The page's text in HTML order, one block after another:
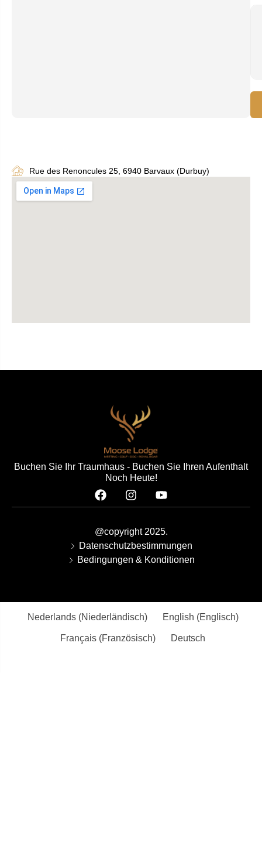
Rue des Renoncules 25, 6940 Barvaux (Durbuy)
Buchen Sie Ihr Traumhaus - Buchen Sie Ihren Aufenthalt
Noch Heute!
@copyright 2025.
Datenschutzbestimmungen
Bedingungen & Konditionen
Nederlands(Niederländisch) English (Englisch)
Français (Französisch) Deutsch